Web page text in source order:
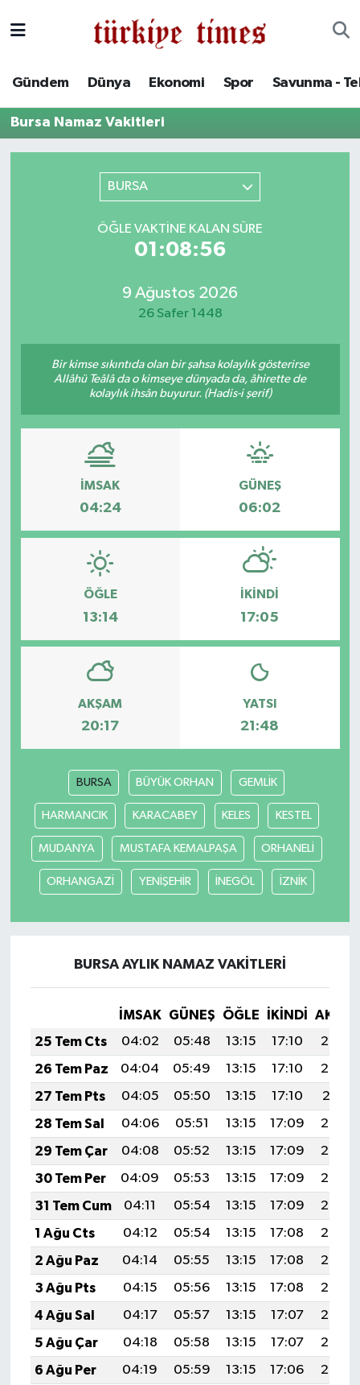
Gündem Dünya Ekonomi Spor Savunma -
Bursa Namaz Vakitleri
BURSA
ÖĞLE VAKTINE KALAN SÜRE
01:08:56
9 Ağustos 2026
26 Safer 1448
Bir kimse sıkıntıda olan bir şahsa kolaylık gösterirse
Allâhü Teâlâ da o kimseye dünyada da, âhirette de
kolaylık ihsân buyurur. (Hadis-i şerif)
İMSAK
04:24
GÜNEŞ
06:02
ÖĞLE
13:14
İKINDI
17:05
AKŞAM
20:17
YATSI
21:48
BURSA BÜYÜK ORHAN GEMLİK
HARMANCIK KARACABEY KELES KESTEL
MUDANYA MUSTAFA KEMALPAŞA ORHANELİ
ORHANGAZİ YENİŞEHİR İNEGÖL İZNİK
BURSA AYLIK NAMAZ VAKITLERI
İMSAK GÜNEŞ ÖĞLE İKINDI
25 Tem Cts
04:02 05:48 13:15 17:10
20:33
26 Tem Paz
04:04 05:49 13:15 17:10
20:32
27 Tem Pts
04:05 05:50 13:15 17:10
20:31
28 Tem Sal
04:06 05:51 13:15 17:09
20:30
29 Tem Çar
04:08 05:52 13:15 17:09
20:29
30 Tem Per
04:09 05:53 13:15 17:09
20:28
31 Tem Cum
04:11 05:54 13:15 17:09
20:27
1 Ağu Cts
04:12 05:54 13:15 17:08
20:26
2 Ağu Paz
04:14 05:55 13:15 17:08
20:25
3 Ağu Pts
04:15 05:56 13:15 17:08
20:24
4 Ağu Sal
04:17 05:57 13:15 17:07
20:23
5 Ağu Çar
04:18 05:58 13:15 17:07
20:22
6 Ağu Per
04:19 05:59 13:15 17:06
20:20
Ekonomi
Savunma - Teknoloji
Süper Lig Puan Durumu ve Fikstür
Tüm Manşetler
Son Dakika Haberleri